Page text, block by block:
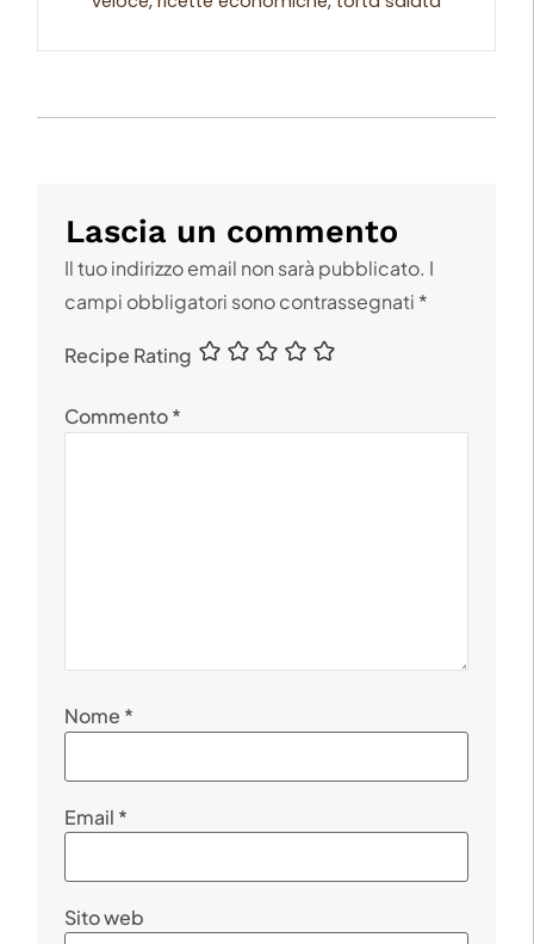
Lascia un commento
Il tuo indirizzo email non sarà pubblicato. I
campi obbligatori sono contrassegnati *
Recipe Rating
Commento*
Nome *
Email *
Sito web